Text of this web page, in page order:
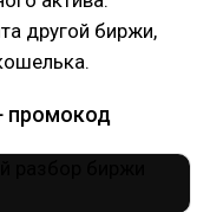
другой биржи,
промокод